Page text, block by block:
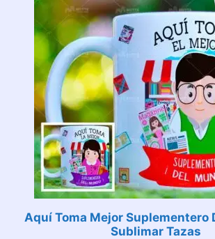
Aquí Toma Mejor Suplementero
Sublimar Tazas